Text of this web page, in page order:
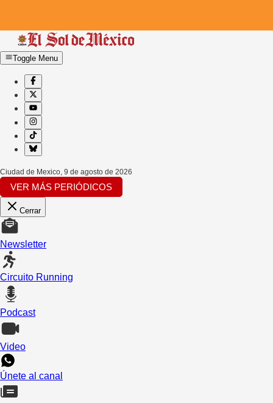
Toggle Menu
Ciudad de Mexico, 9 de agosto de 2026
VER MÁS PERIÓDICOS
Cerrar
Newsletter
Circuito Running
Podcast
Video
Únete al canal